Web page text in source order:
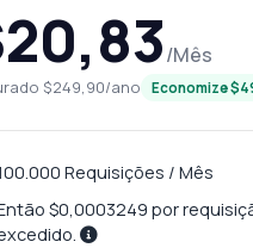
/Mês
$249,90/ano Economize
Requisições / Mês
$0,0003249 por